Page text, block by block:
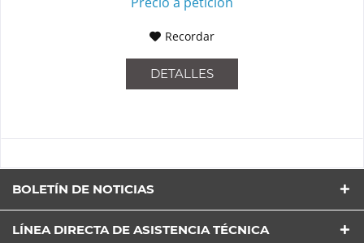
Recordar
DETALLES
BOLETÍN DE NOTICIAS
LÍNEA DIRECTA DE ASISTENCIA TÉCNICA